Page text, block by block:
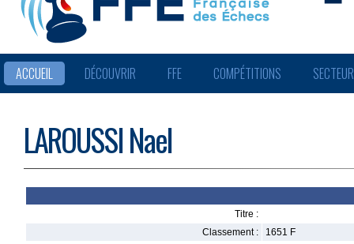
ACCUEIL DÉCOUVRIR FFE COMPÉTITIONS
LAROUSSI Nael
Titre :
Classement :
1651 F